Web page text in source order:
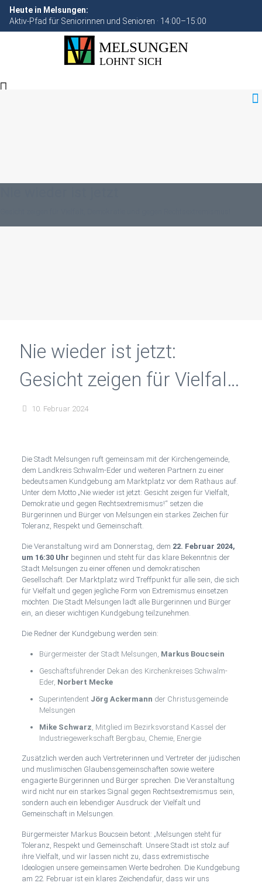
Heute in Melsungen:
Aktiv-Pfad für Seniorinnen und Senioren · 14:00–15:00
Nie wieder ist jetzt:
Gesicht zeigen für Vielfalt,
Demokratie und gegen
10. Februar 2024
Die Stadt Melsungen ruft gemeinsam mit der Kirchengemeinde,
dem Landkreis Schwalm-Eder und weiteren Partnern zu einer
bedeutsamen Kundgebung am Marktplatz vor dem Rathaus auf.
Unter dem Motto „Nie wieder ist jetzt: Gesicht zeigen für Vielfalt,
Demokratie und gegen Rechtsextremismus!“ setzen die
Bürgerinnen und Bürger von Melsungen ein starkes Zeichen für
Toleranz, Respekt und Gemeinschaft.
Die Veranstaltung wird am Donnerstag, dem 22. Februar 2024,
um 16:30 Uhr beginnen und steht für das klare Bekenntnis der
Stadt Melsungen zu einer offenen und demokratischen
Gesellschaft. Der Marktplatz wird Treffpunkt für alle sein, die sich
für Vielfalt und gegen jegliche Form von Extremismus einsetzen
möchten. Die Stadt Melsungen lädt alle Bürgerinnen und Bürger
ein, an dieser wichtigen Kundgebung teilzunehmen.
Die Redner der Kundgebung werden sein:
Bürgermeister der Stadt Melsungen, Markus Boucsein
Geschäftsführender Dekan des Kirchenkreises Schwalm-
Eder, Norbert Mecke
Superintendent Jörg Ackermann der Christusgemeinde
Melsungen
Mike Schwarz, Mitglied im Bezirksvorstand Kassel der
Industriegewerkschaft Bergbau, Chemie, Energie
Zusätzlich werden auch Vertreterinnen und Vertreter der jüdischen
und muslimischen Glaubensgemeinschaften sowie weitere
engagierte Bürgerinnen und Bürger sprechen. Die Veranstaltung
wird nicht nur ein starkes Signal gegen Rechtsextremismus sein,
sondern auch ein lebendiger Ausdruck der Vielfalt und
Gemeinschaft in Melsungen.
Bürgermeister Markus Boucsein betont: „Melsungen steht für
Toleranz, Respekt und Gemeinschaft. Unsere Stadt ist stolz auf
ihre Vielfalt, und wir lassen nicht zu, dass extremistische
Ideologien unsere gemeinsamen Werte bedrohen. Die Kundgebung
am 22. Februar ist ein klares Zeichendafür, dass wir uns